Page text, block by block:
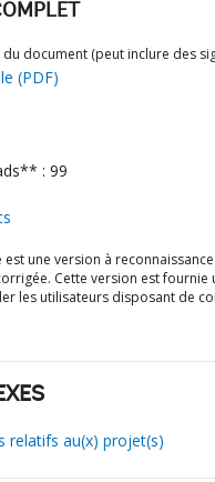
document (peut inclure des
(PDF)
: 99
une version à
Cette version est fournie
les utilisateurs disposant de
relatifs au(x) projet(s)